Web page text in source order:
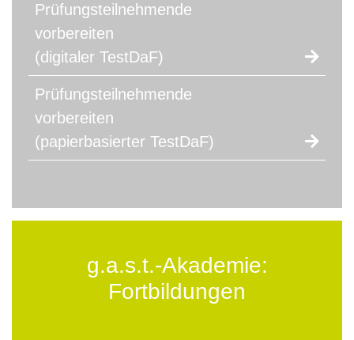
Prüfungsteilnehmende
vorbereiten
(digitaler TestDaF)
Prüfungsteilnehmende
vorbereiten
(papierbasierter TestDaF)
g.a.s.t.-Akademie:
Fortbildungen